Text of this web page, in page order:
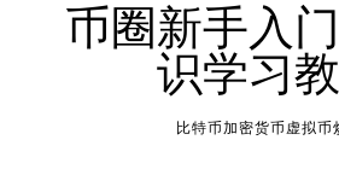
币圈新手入
识学习
比特币加密货币虚拟币